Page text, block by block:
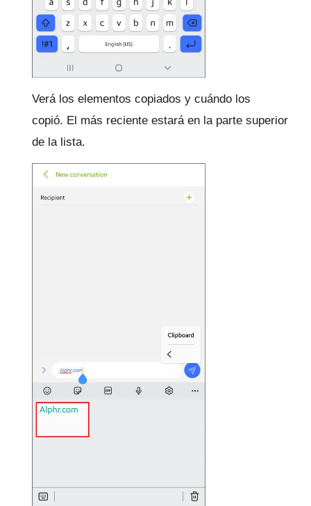
Verá los elementos copiados y cuándo los
copió. El más reciente estará en la parte superior
de la lista.